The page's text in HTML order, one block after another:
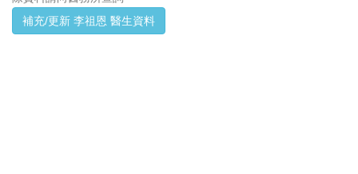
補充/更新 李祖恩 醫生資料